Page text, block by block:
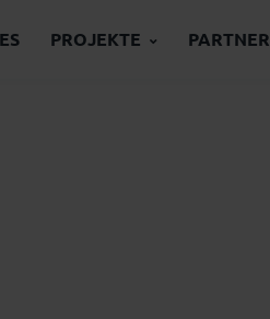
PROJEKTE PARTNER